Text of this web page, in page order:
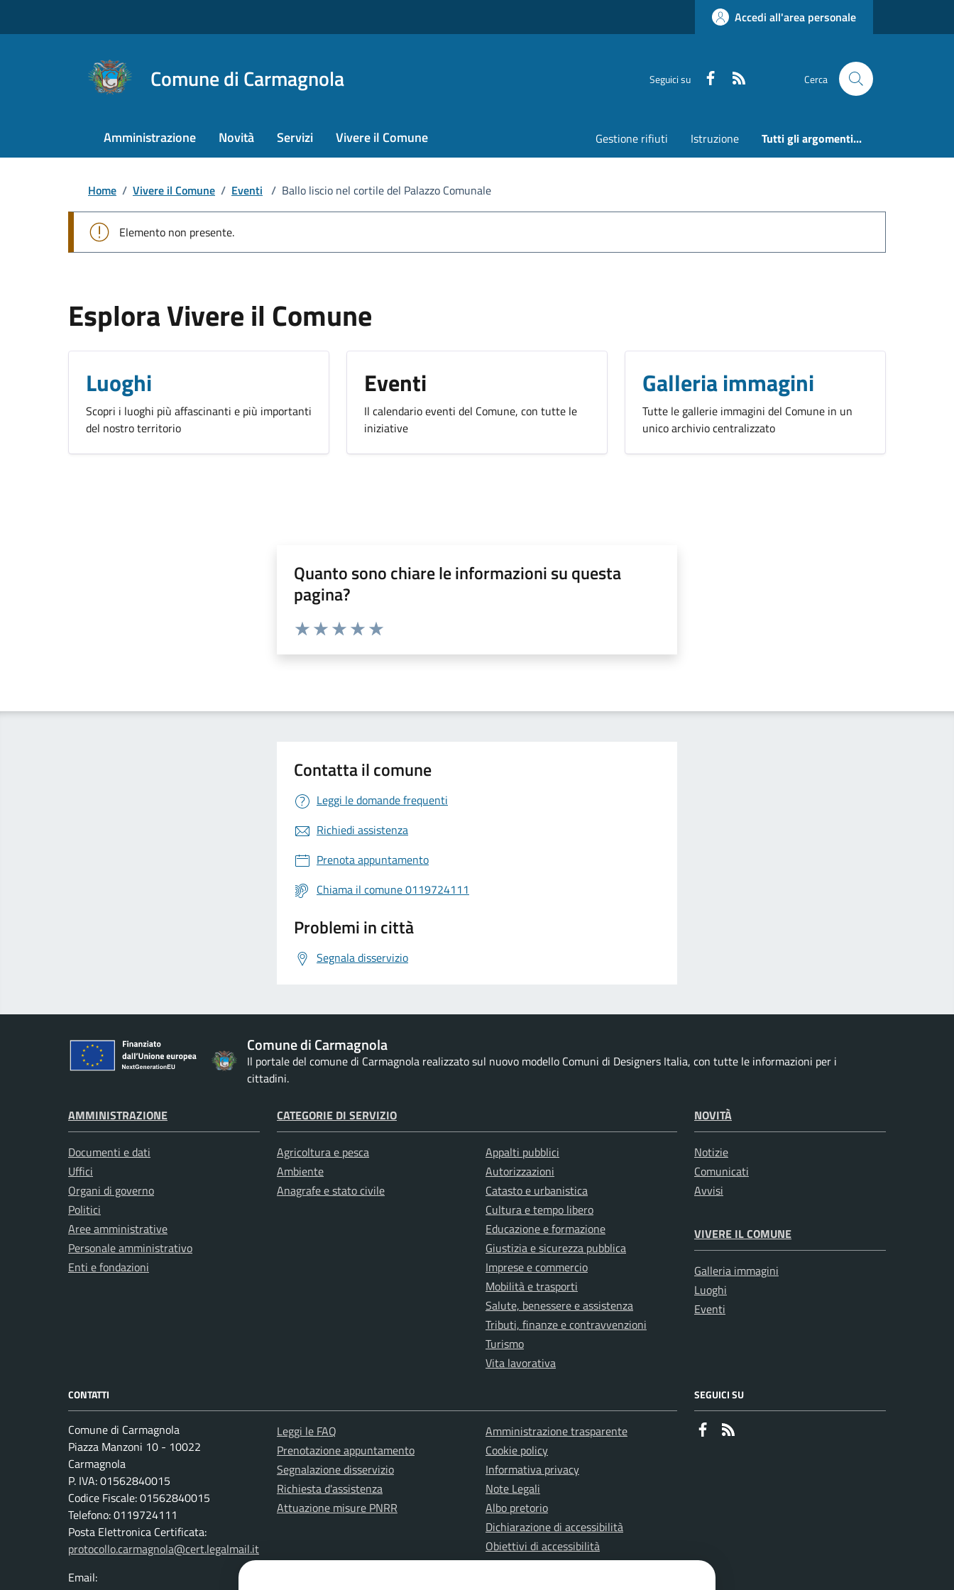
Accedi all'area personale
Comune di Carmagnola Seguici su Faceboook Cerca
Amministrazione Novità Servizi Vivere il Comune Gestione rifiuti Istruzione Tutti gli argomenti...
Home / Vivere il Comune / Eventi / Ballo liscio nel cortile del Palazzo Comunale
Elemento non presente.
Esplora Vivere il Comune
Luoghi
Scopri i luoghi più affascinanti e più importanti
del nostro territorio
Eventi
Il calendario eventi del Comune, con tutte le
iniziative
Galleria immagini
Tutte le gallerie immagini del Comune in un
unico archivio centralizzato
Quanto sono chiare le informazioni su questa
pagina?
Valuta da 1 a 5 stelle la pagina
Contatta il comune
Leggi le domande frequenti
Richiedi assistenza
Prenota appuntamento
Chiama il comune 0119724111
Problemi in città
Segnala disservizio
Comune di Carmagnola
Il portale del comune di Carmagnola realizzato sul nuovo modello Comuni di Designers Italia, con tutte le informazioni per i
cittadini.
AMMINISTRAZIONE
Documenti e dati
Uffici
Organi di governo
Politici
Aree amministrative
Personale amministrativo
Enti e fondazioni
CATEGORIE DI SERVIZIO
Agricoltura e pesca
Ambiente
Anagrafe e stato civile
Appalti pubblici
Autorizzazioni
Catasto e urbanistica
Cultura e tempo libero
Educazione e formazione
Giustizia e sicurezza pubblica
Imprese e commercio
Mobilità e trasporti
Salute, benessere e assistenza
Tributi, finanze e contravvenzioni
Turismo
Vita lavorativa
NOVITÀ
Notizie
Comunicati
Avvisi
VIVERE IL COMUNE
Galleria immagini
Luoghi
Eventi
CONTATTI
Comune di Carmagnola
Piazza Manzoni 10 - 10022
Carmagnola
P. IVA: 01562840015
Codice Fiscale: 01562840015
Telefono: 0119724111
Posta Elettronica Certificata:
protocollo.carmagnola@cert.legalmail.it
Email:
Leggi le FAQ
Prenotazione appuntamento
Segnalazione disservizio
Richiesta d'assistenza
Attuazione misure PNRR
Amministrazione trasparente
Cookie policy
Informativa privacy
Note Legali
Albo pretorio
Dichiarazione di accessibilità
Obiettivi di accessibilità
SEGUICI SU
Faceboook